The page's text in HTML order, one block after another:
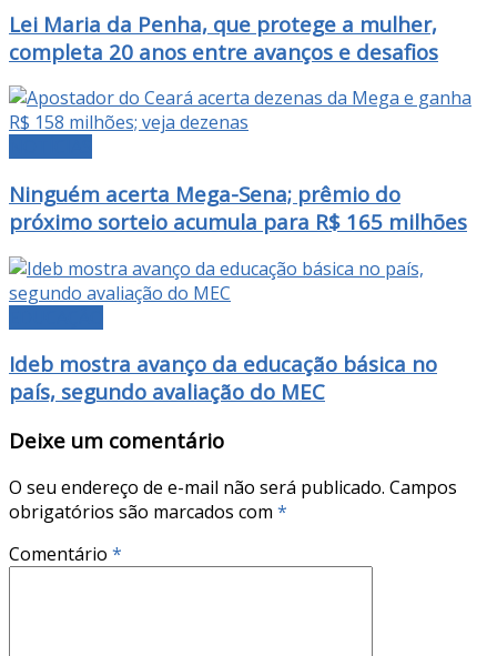
Lei Maria da Penha, que protege a mulher,
completa 20 anos entre avanços e desafios
Ninguém acerta Mega-Sena; prêmio do
próximo sorteio acumula para R$ 165 milhões
Ideb mostra avanço da educação básica no
país, segundo avaliação do MEC
Deixe um comentário
O seu endereço de e-mail não será publicado. Campos
obrigatórios são marcados com *
Comentário *